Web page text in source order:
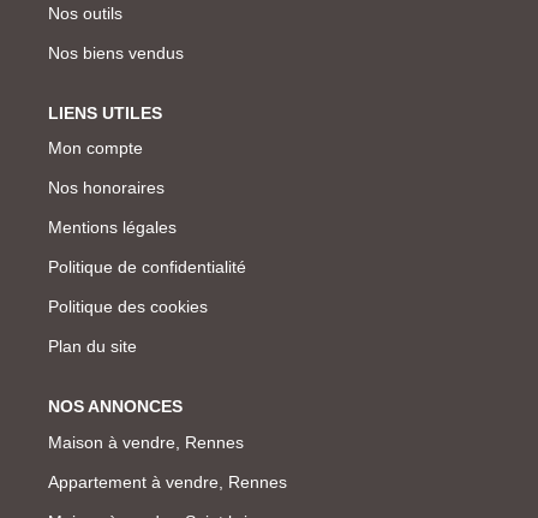
Nos outils
Nos biens vendus
LIENS UTILES
Mon compte
Nos honoraires
Mentions légales
Politique de confidentialité
Politique des cookies
Plan du site
NOS ANNONCES
Maison à vendre, Rennes
Appartement à vendre, Rennes